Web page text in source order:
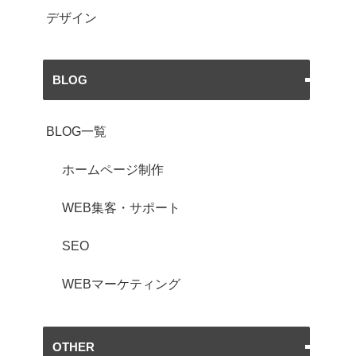
デザイン
BLOG
BLOG一覧
ホームページ制作
WEB集客・サポート
SEO
WEBマーケティング
OTHER